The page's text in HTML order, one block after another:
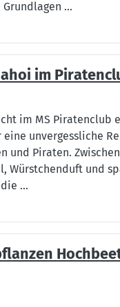
...
im
im MS Piratenclub
unvergessliche
und Piraten. Zwischen
Würstchenduft und
...